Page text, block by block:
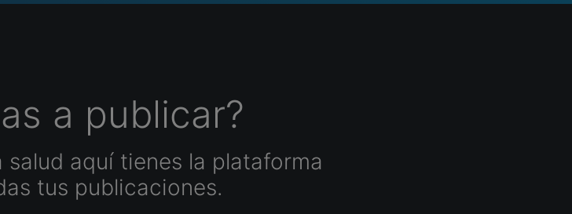
a publicar?
aquí tienes la plataforma
tus publicaciones.